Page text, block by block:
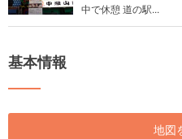
中で休憩 道の駅...
基本情報
地図